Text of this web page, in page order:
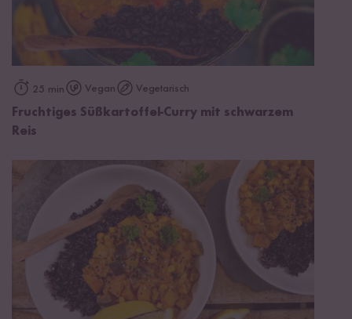
25 min Vegan Vegetarisch
Fruchtiges Süßkartoffel-Curry mit schwarzem
Reis